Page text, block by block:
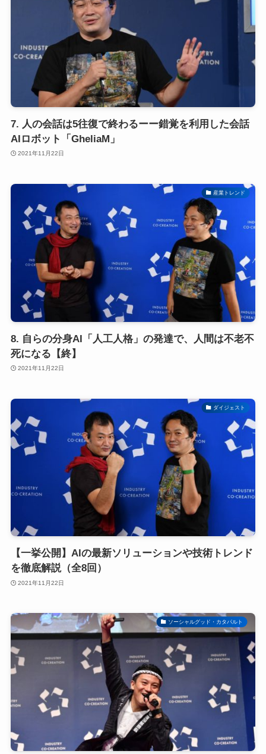
7. 人の会話は5往復で終わるーー錯覚を利用した会話
AIロボット「GheliaM」
2021年11月22日
産業トレンド
8. 自らの分身AI「人工人格」の発達で、人間は不老不
死になる【終】
2021年11月22日
ダイジェスト
【一挙公開】AIの最新ソリューションや技術トレンド
を徹底解説（全8回）
2021年11月22日
ソーシャルグッド・カタパルト